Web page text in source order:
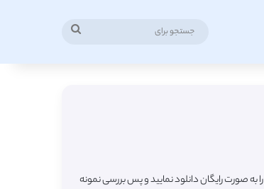
در این صفحه شاهد لیست جدیدترین مقالات ترجمه شده رشته زیبایی شناسی (Aesthetics) از مجلات معتبر خارجی میباشید که به راحتی قادر هستید مقاله انگلیسی pdf را به صورت رایگان دانلود نمایید و پس بررسی نمونه